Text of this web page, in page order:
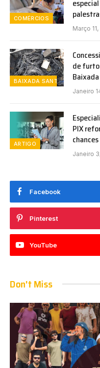
COMÉRCIOS
Março
BAIXADA SANTISTA
de
Janeiro
ARTIGO
PIX
Janeiro
Facebook
Pinterest
YouTube
Don't Miss